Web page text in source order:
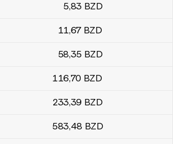
5,83 BZD
11,67 BZD
58,35 BZD
116,70 BZD
233,39 BZD
583,48 BZD